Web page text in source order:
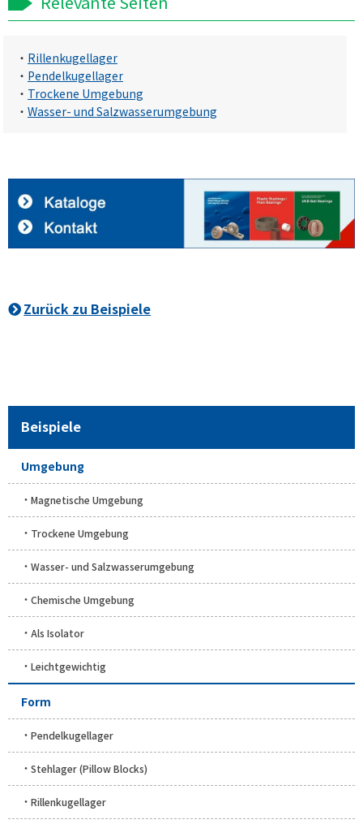
・ Rillenkugellager
・ Pendelkugellager
・ Trockene Umgebung
・ Wasser- und Salzwasserumgebung
Zurück zu Beispiele
Beispiele
Umgebung
Magnetische Umgebung
Trockene Umgebung
Wasser- und Salzwasserumgebung
Chemische Umgebung
Als Isolator
Leichtgewichtig
Form
Pendelkugellager
Stehlager (Pillow Blocks)
Rillenkugellager